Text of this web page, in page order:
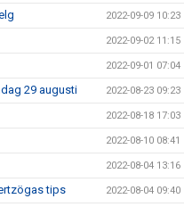
2022-09-09 10:23
2022-09-02 11:15
2022-09-01 07:04
29 augusti 2022-08-23 09:23
2022-08-18 17:03
2022-08-10 08:41
2022-08-04 13:16
tips 2022-08-04 09:40